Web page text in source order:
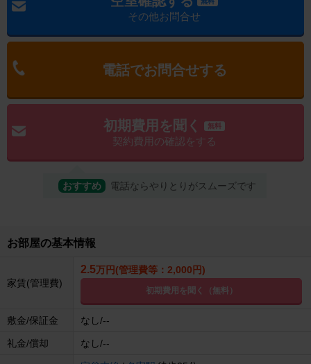
その他お問合せ
電話でお問合せする
初期費用を聞く 無料
契約費用の確認をする
おすすめ 電話ならやりとりがスムーズです
お部屋の基本情報
家賃(管理費)
2.5万円(管理費等：2,000円)
初期費用を聞く（無料）
敷金/保証金 なし/--
礼金/償却 なし/--